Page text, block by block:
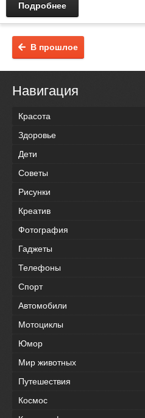
Подробнее
В прошлое
Навигация
Красота
Здоровье
Дети
Советы
Рисунки
Креатив
Фотография
Гаджеты
Телефоны
Спорт
Автомобили
Мотоциклы
Юмор
Мир животных
Путешествия
Космос